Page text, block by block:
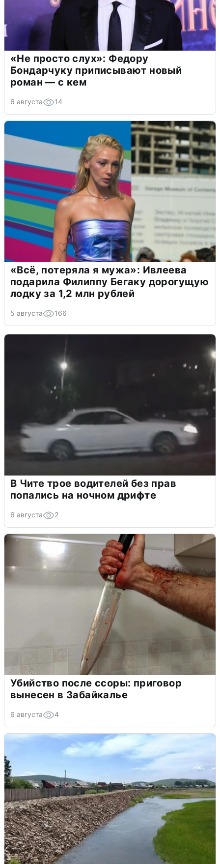
«Не просто слух»: Федору
Бондарчуку приписывают новый
роман — с кем
6 августа 14
«Всё, потеряла я мужа»: Ивлеева
подарила Филиппу Бегаку дорогущую
лодку за 1,2 млн рублей
5 августа 166
В Чите трое водителей без прав
попались на ночном дрифте
6 августа 2
Убийство после ссоры: приговор
вынесен в Забайкалье
6 августа 4